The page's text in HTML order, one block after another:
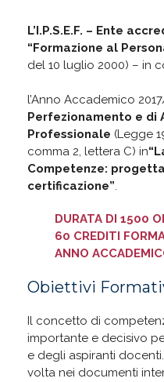
L’I.P.S.E.F. – Ente
“Formazione al
del 10 luglio 2000) – in
l’Anno Accademico
Perfezionamento e di
Professionale (Legge
comma 2, lettera C) in
Competenze:
certificazione”.
DURATA DI 1500
60 CREDITI
ANNO
Obiettivi
Il concetto di
importante e decisivo
e degli aspiranti
volta nei documenti